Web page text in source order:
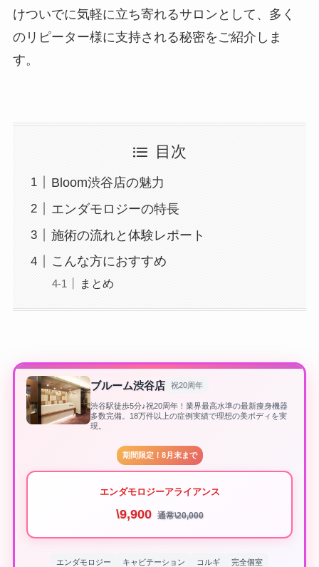
けついでに気軽に立ち寄れるサロンとして、多く
のリピーター様に支持される秘密をご紹介しま
す。
目次
Bloom渋谷店の魅力
エンダモロジーの特長
施術の流れと体験レポート
こんな方におすすめ
まとめ
ブルーム渋谷店 祝20周年
渋谷駅徒歩5分♪祝20周年！業界最高水準の最新痩身機器
多数完備。18万件以上の症例実績で理想の美ボディを実
現。
期間限定！8月末まで
エンダモロジーアライアンス
\9,900 通常\20,000
エンダモロジー キャビテーション コルギ 完全個室